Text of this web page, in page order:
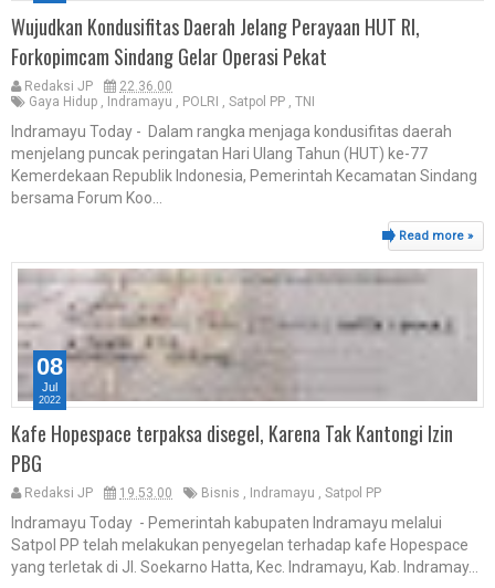
Wujudkan Kondusifitas Daerah Jelang Perayaan HUT RI,
Forkopimcam Sindang Gelar Operasi Pekat
Redaksi JP
22.36.00
Gaya Hidup , Indramayu , POLRI , Satpol PP , TNI
Indramayu Today - Dalam rangka menjaga kondusifitas daerah
menjelang puncak peringatan Hari Ulang Tahun (HUT) ke-77
Kemerdekaan Republik Indonesia, Pemerintah Kecamatan Sindang
bersama Forum Koo...
Read more »
Kafe Hopespace terpaksa disegel, Karena Tak Kantongi Izin
PBG
Redaksi JP 19.53.00 Bisnis Indramayu Satpol PP
Indramayu Today - Pemerintah kabupaten Indramayu melalui
Satpol PP telah melakukan penyegelan terhadap kafe Hopespace
yang terletak di Jl. Soekarno Hatta, Kec. Indramayu, Kab. Indramay...
08
Jul
2022